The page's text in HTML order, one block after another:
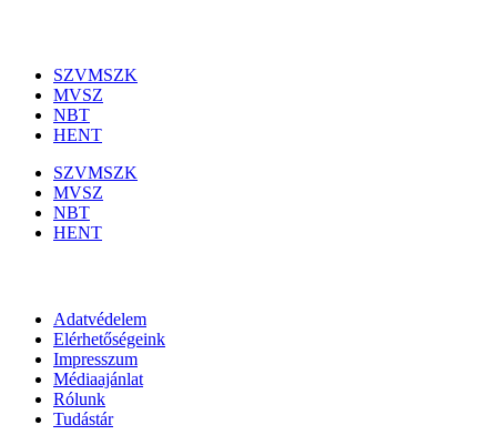
SZVMSZK
MVSZ
NBT
HENT
SZVMSZK
MVSZ
NBT
HENT
Adatvédelem
Elérhetőségeink
Impresszum
Médiaajánlat
Rólunk
Tudástár